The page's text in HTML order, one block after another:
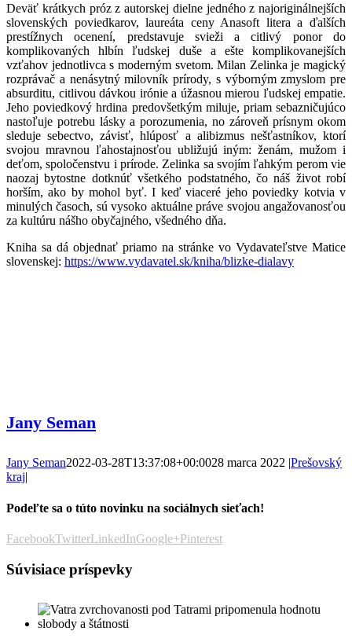
Deväť krátkych próz z autorskej dielne jedného z najoriginálnejších
slovenských poviedkarov, laureáta ceny Anasoft litera a ďalších
prestížnych ocenení, predstavuje svieži a citlivý ponor do
komplikovaných hlbín ľudskej duše a ešte komplikovanejších
vzťahov jednotlivca s moderným svetom. Milan Zelinka je magický
rozprávač a nenásytný milovník prírody, s výborným zmyslom pre
absurditu, citlivou dávkou irónie a úžasnou mierou ľudskej empatie.
Jeho poviedkový hrdina predovšetkým miluje, priam sebazničujúco
nastoľuje potrebu lásky a porozumenia, no zároveň prísnym okom
sleduje sebectvo, závisť, hlúposť a alibizmus nešťastníkov, ktorí
svojou mravnou ľahostajnosťou ubližujú iným: ženám, mužom i
deťom, spoločenstvu i prírode. Zelinka sa svojím ľahkým perom vie
naozaj bytostne dotknúť všetkého podstatného, čo náš život robí
horším, ako by mohol byť. I keď viaceré jeho poviedky kotvia v
minulých časoch, sú vysoko aktuálne práve svojou angažovanosťou
za kultúru nášho obyčajného, všedného dňa.
Kniha sa dá objednať priamo na stránke vo Vydavateľstve Matice
slovenskej: https://www.vydavatel.sk/kniha/blizke-dialavy
Jany Seman
Jany Seman2022-03-28T13:37:08+00:0028 marca 2022 |Prešovský
kraj|
Podeľte sa o túto novinku na sociálnych sieťach!
FacebookTwitterLinkedInGoogle+Pinterest
Súvisiace príspevky